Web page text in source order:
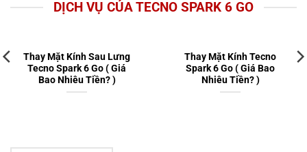
DỊCH VỤ CỦA TECNO SPARK 6 GO
Thay Mặt Kính Sau Lưng
Tecno Spark 6 Go ( Giá
Bao Nhiêu Tiền? )
Thay Mặt Kính Tecno
Spark 6 Go ( Giá Bao
Nhiêu Tiền? )